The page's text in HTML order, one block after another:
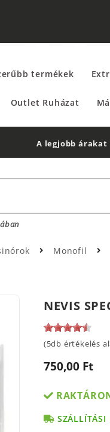
termékek
Outlet Ruházat
A legjobb árakat
Monofil
NEVIS
(5db értékelés
750,00 Ft
SZÁLLÍTÁSI